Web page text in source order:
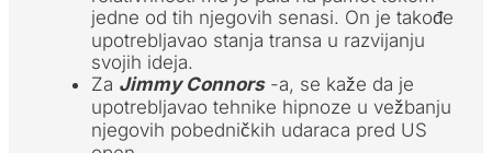
jedne od tih njegovih senasi. On je takođe
upotrebljavao stanja transa u razvijanju
svojih ideja.
Za Jimmy Connors-a, se kaže da je
upotrebljavao tehnike hipnoze u vežbanju
njegovih pobedničkih udaraca pred US